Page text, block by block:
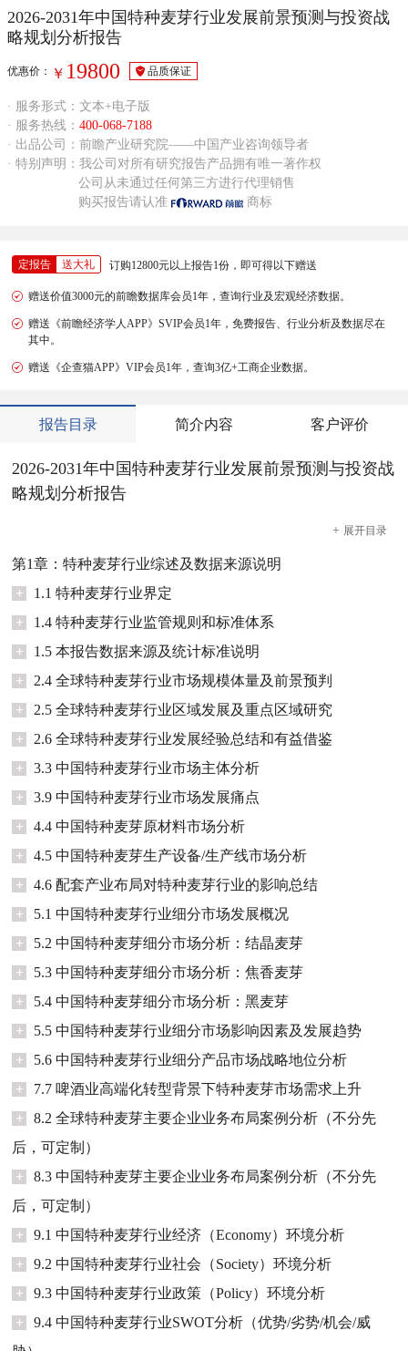
2026-2031年中国特种麦芽行业发展前景预测与投资战
略规划分析报告
优惠价： ￥ 19800 品质保证
· 服务形式：文本+电子版
· 服务热线： 400-068-7188
· 出品公司：前瞻产业研究院——中国产业咨询领导者
· 特别声明：我公司对所有研究报告产品拥有唯一著作权
公司从未通过任何第三方进行代理销售
购买报告请认准
商标
定报告 送大礼 订购12800元以上报告1份，即可得以下赠送
赠送价值3000元的前瞻数据库会员1年，查询行业及宏观经济数据。
赠送《前瞻经济学人APP》SVIP会员1年，免费报告、行业分析及数据尽在
其中。
赠送《企查猫APP》VIP会员1年，查询3亿+工商企业数据。
报告目录 简介内容 客户评价
2026-2031年中国特种麦芽行业发展前景预测与投资战
略规划分析报告
+ 展开目录
第1章：特种麦芽行业综述及数据来源说明
+
1.1 特种麦芽行业界定
+
1.4 特种麦芽行业监管规则和标准体系
+
1.5 本报告数据来源及统计标准说明
+
2.4 全球特种麦芽行业市场规模体量及前景预判
+
2.5 全球特种麦芽行业区域发展及重点区域研究
+
2.6 全球特种麦芽行业发展经验总结和有益借鉴
+
3.3 中国特种麦芽行业市场主体分析
+
3.9 中国特种麦芽行业市场发展痛点
+
4.4 中国特种麦芽原材料市场分析
+
4.5 中国特种麦芽生产设备/生产线市场分析
+
4.6 配套产业布局对特种麦芽行业的影响总结
+
5.1 中国特种麦芽行业细分市场发展概况
+
5.2 中国特种麦芽细分市场分析：结晶麦芽
+
5.3 中国特种麦芽细分市场分析：焦香麦芽
+
5.4 中国特种麦芽细分市场分析：黑麦芽
+
5.5 中国特种麦芽行业细分市场影响因素及发展趋势
+
5.6 中国特种麦芽行业细分产品市场战略地位分析
+
7.7 啤酒业高端化转型背景下特种麦芽市场需求上升
+
8.2 全球特种麦芽主要企业业务布局案例分析（不分先
后，可定制）
+
8.3 中国特种麦芽主要企业业务布局案例分析（不分先
后，可定制）
+
9.1 中国特种麦芽行业经济（Economy）环境分析
+
9.2 中国特种麦芽行业社会（Society）环境分析
+
9.3 中国特种麦芽行业政策（Policy）环境分析
+
9.4 中国特种麦芽行业SWOT分析（优势/劣势/机会/威